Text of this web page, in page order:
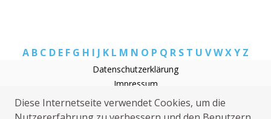
A B C D E F G H I J K L M N O P Q R S T U VWXY Z
Datenschutzerklärung
Impressum
Heizungsnotdienst Trebgast
Klempner Trebgast
Diese Internetseite verwendet Cookies, um die